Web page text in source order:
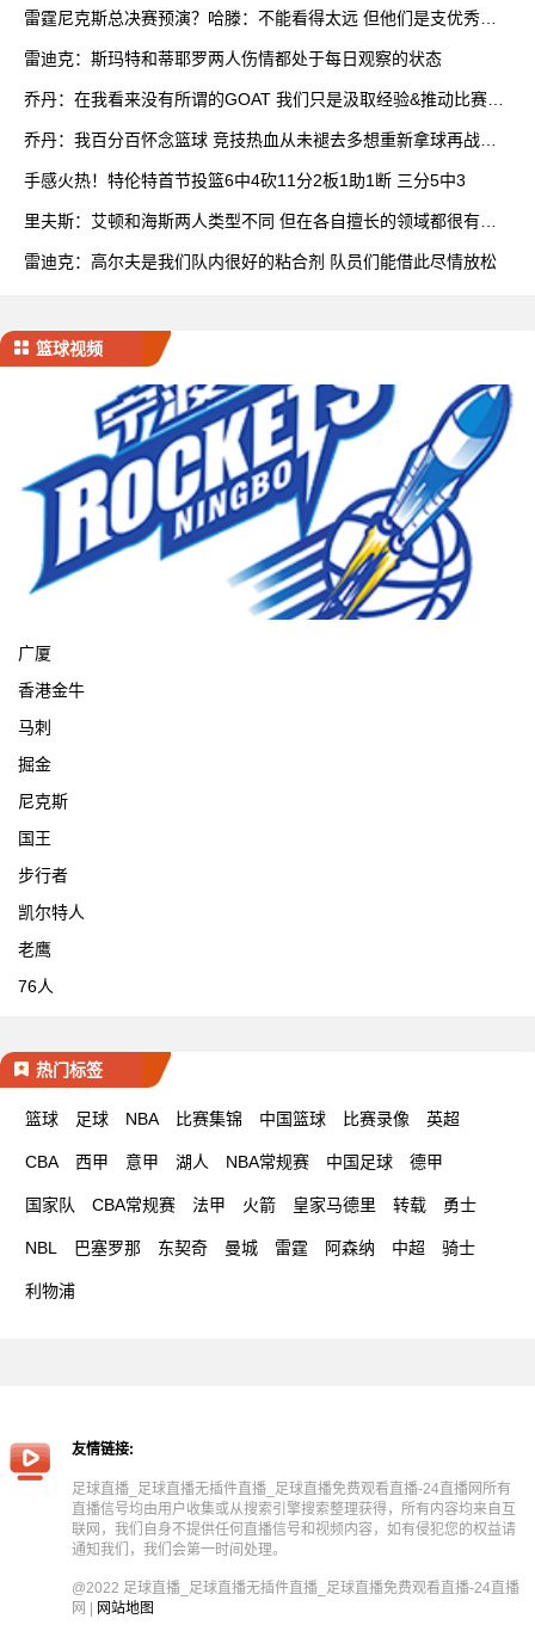
雷霆尼克斯总决赛预演？哈滕：不能看得太远 但他们是支优秀球
雷迪克：斯玛特和蒂耶罗两人伤情都处于每日观察的状态
乔丹：在我看来没有所谓的GOAT 我们只是汲取经验&推动比赛发
乔丹：我百分百怀念篮球 竞技热血从未褪去多想重新拿球再战一
手感火热！特伦特首节投篮6中4砍11分2板1助1断 三分5中3
里夫斯：艾顿和海斯两人类型不同 但在各自擅长的领域都很有效
雷迪克：高尔夫是我们队内很好的粘合剂 队员们能借此尽情放松
篮球视频
广厦
香港金牛
马刺
掘金
尼克斯
国王
步行者
凯尔特人
老鹰
76人
热门标签
篮球 足球 NBA 比赛集锦 中国篮球 比赛录像 英超
CBA 西甲 意甲 湖人 NBA常规赛 中国足球 德甲
国家队 CBA常规赛 法甲 火箭 皇家马德里 转载 勇士
NBL 巴塞罗那 东契奇 曼城 雷霆 阿森纳 中超 骑士
利物浦
友情链接:
足球直播_足球直播无插件直播_足球直播免费观看直播-24直播网所有
直播信号均由用户收集或从搜索引擎搜索整理获得，所有内容均来自互
联网，我们自身不提供任何直播信号和视频内容，如有侵犯您的权益请
通知我们，我们会第一时间处理。
@2022 足球直播_足球直播无插件直播_足球直播免费观看直播-24直播
网 |
网站地图